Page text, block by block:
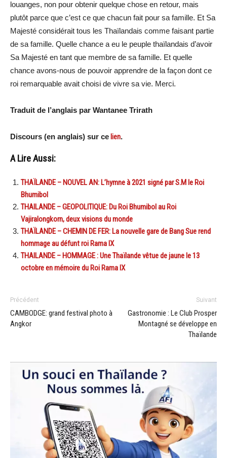
louanges, non pour obtenir quelque chose en retour, mais
plutôt parce que c’est ce que chacun fait pour sa famille. Et Sa
Majesté considérait tous les Thaïlandais comme faisant partie
de sa famille. Quelle chance a eu le peuple thaïlandais d’avoir
Sa Majesté en tant que membre de sa famille. Et quelle
chance avons-nous de pouvoir apprendre de la façon dont ce
roi remarquable avait choisi de vivre sa vie. Merci.
Traduit de l’anglais par Wantanee Trirath
Discours (en anglais) sur ce lien.
A Lire Aussi:
THAÏLANDE – NOUVEL AN: L’hymne à 2021 signé par S.M le Roi
Bhumibol
THAILANDE – GEOPOLITIQUE: Du Roi Bhumibol au Roi
Vajiralongkorn, deux visions du monde
THAÏLANDE – CHEMIN DE FER: La nouvelle gare de Bang Sue rend
hommage au défunt roi Rama IX
THAILANDE – HOMMAGE : Une Thaïlande vêtue de jaune le 13
octobre en mémoire du Roi Rama IX
Précédent
CAMBODGE: grand festival photo à
Angkor
Suivant
Gastronomie : Le Club Prosper
Montagné se développe en
Thaïlande